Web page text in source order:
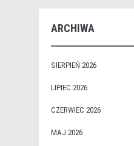
ARCHIWA
SIERPIEŃ 2026
LIPIEC 2026
CZERWIEC 2026
MAJ 2026